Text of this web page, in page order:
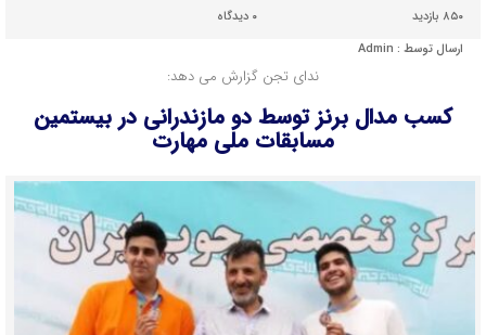
۸۵۰ بازدید
۰ دیدگاه
ارسال توسط : Admin
ندای تجن گزارش می دهد:
کسب مدال برنز توسط دو مازندرانی در بیستمین
مسابقات ملی مهارت